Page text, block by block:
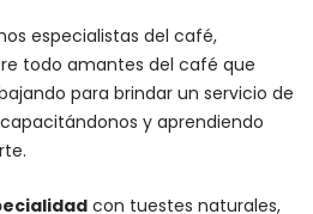
especialistas del café,
todo amantes del café que
para brindar un servicio de
y aprendiendo
con tuestes naturales,